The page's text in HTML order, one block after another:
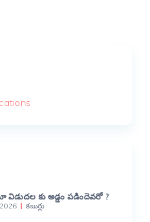
కు అడ్డం పడిందెవరో ?
కబుర్లు